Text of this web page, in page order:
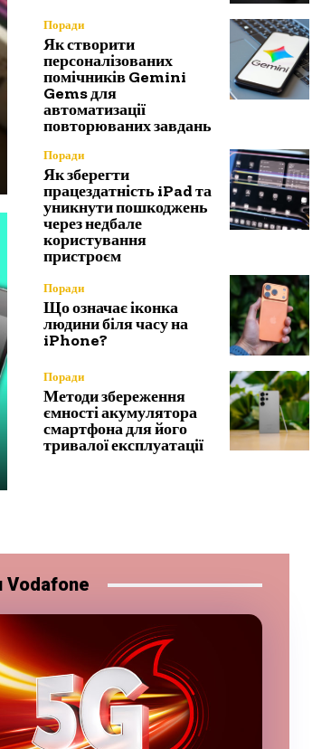
Поради
Як створити
персоналізованих
помічників Gemini
Gems для
автоматизації
повторюваних завдань
Поради
Як зберегти
працездатність iPad та
уникнути пошкоджень
через недбале
користування
пристроєм
Поради
Що означає іконка
людини біля часу на
iPhone?
Поради
Методи збереження
ємності акумулятора
смартфона для його
тривалої експлуатації
Vodafone